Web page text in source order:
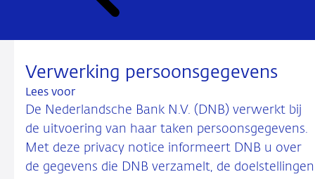
Verwerking persoonsgegevens
Lees voor
De Nederlandsche Bank N.V. (DNB) verwerkt bij
de uitvoering van haar taken persoonsgegevens.
Met deze privacy notice informeert DNB u over
de gegevens die DNB verzamelt, de doelstellingen